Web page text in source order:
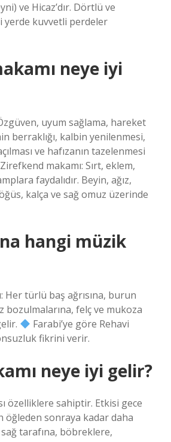
ve Hicaz’dır. Dörtlü ve
yerde kuvvetli perdeler
neye iyi
uyum sağlama, hareket
berraklığı, kalbin yenilenmesi,
ve hafızanın tazelenmesi
makamı: Sırt, eklem,
faydalıdır. Beyin, ağız,
kalça ve sağ omuz üzerinde
hangi müzik
Her türlü baş ağrısına, burun
bozulmalarına, felç ve mukoza
Farabi’ye göre Rehavi
fikrini verir.
neye iyi gelir?
özelliklere sahiptir. Etkisi gece
öğleden sonraya kadar daha
tarafına, böbreklere,